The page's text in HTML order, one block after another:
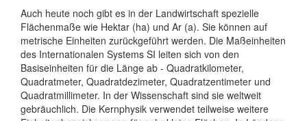
Auch heute noch gibt es in der Landwirtschaft spezielle
Flächenmaße wie Hektar (ha) und Ar (a). Sie können auf
metrische Einheiten zurückgeführt werden. Die Maßeinheiten
des Internationalen Systems SI leiten sich von den
Basiseinheiten für die Länge ab - Quadratkilometer,
Quadratmeter, Quadratdezimeter, Quadratzentimeter und
Quadratmillimeter. In der Wissenschaft sind sie weltweit
gebräuchlich. Die Kernphysik verwendet teilweise weitere